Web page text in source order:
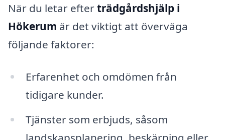
När du letar efterträdgårdshjälp i
Hökerum är det viktigt att överväga
följande faktorer:
Erfarenhet och omdömen från
tidigare kunder.
Tjänster som erbjuds, såsom